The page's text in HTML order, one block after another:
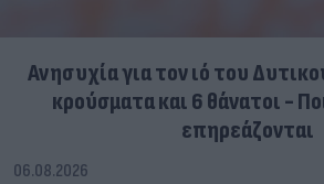
Ανησυχία για τον ιό του
κρούσματα και 6 θάνατοι -
επηρεάζονται
06.08.2026